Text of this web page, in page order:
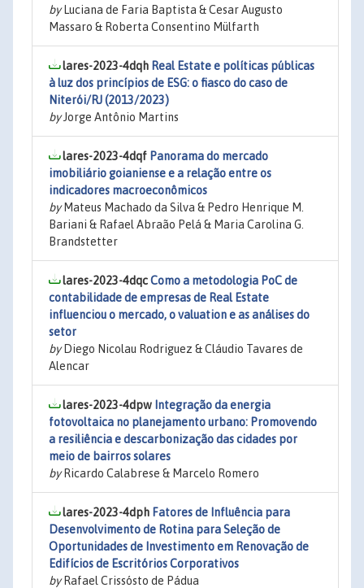
byLuciana de Faria Baptista & Cesar Augusto
Massaro & Roberta Consentino Mülfarth
lares-2023-4dqh Real Estate e políticas públicas
à luz dos princípios de ESG: o fiasco do caso de
Niterói/RJ (2013/2023)
byJorge Antônio Martins
lares-2023-4dqf Panorama do mercado
imobiliário goianiense e a relação entre os
indicadores macroeconômicos
byMateus Machado da Silva & Pedro Henrique M.
Bariani & Rafael Abraão Pelá & Maria Carolina G.
Brandstetter
lares-2023-4dqcComo a metodologia PoC de
contabilidade de empresas de Real Estate
influenciou o mercado, o valuation e as análises do
setor
byDiego Nicolau Rodriguez & Cláudio Tavares de
Alencar
lares-2023-4dpw Integração da energia
fotovoltaica no planejamento urbano: Promovendo
a resiliência e descarbonização das cidades por
meio de bairros solares
byRicardo Calabrese & Marcelo Romero
lares-2023-4dph Fatores de Influência para
Desenvolvimento de Rotina para Seleção de
Oportunidades de Investimento em Renovação de
Edifícios de Escritórios Corporativos
byRafael Crissósto de Pádua